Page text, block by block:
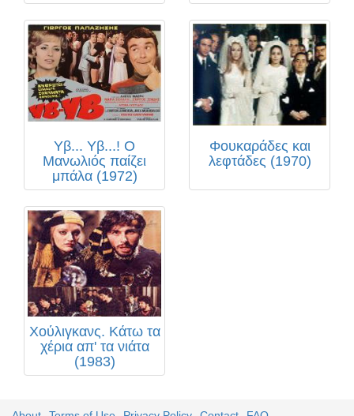
Υβ... Υβ...! Ο
Μανωλιός παίζει
μπάλα (1972)
Φουκαράδες και
λεφτάδες (1970)
Χούλιγκανς. Κάτω τα
χέρια απ' τα νιάτα
(1983)